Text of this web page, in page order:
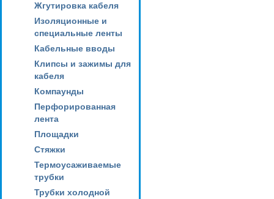
Жгутировка кабеля
Изоляционные и
специальные ленты
Кабельные вводы
Клипсы и зажимы для
кабеля
Компаунды
Перфорированная
лента
Площадки
Стяжки
Термоусаживаемые
трубки
Трубки холодной